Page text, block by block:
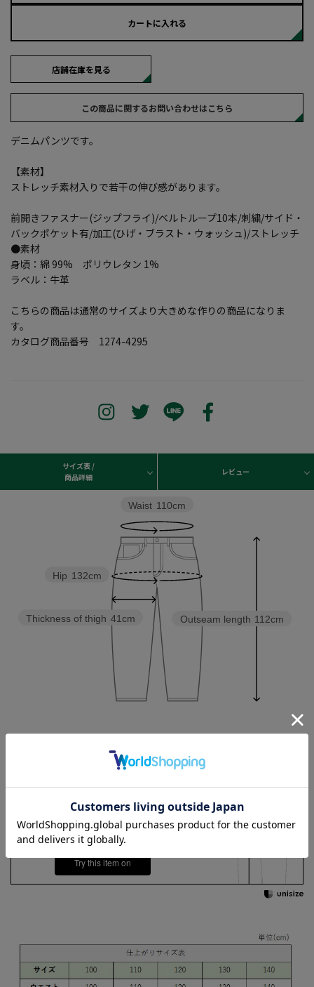
カートに入れる
店舗在庫を見る
この商品に関するお問い合わせはこちら
デニムパンツです。
【素材】
ストレッチ素材入りで若干の伸び感があります。
前開きファスナー(ジップフライ)/ベルトループ10本/刺繍/サイド・
バックポケット有/加工(ひげ・ブラスト・ウォッシュ)/ストレッチ
●素材
身頃：綿 99% ポリウレタン 1%
ラベル：牛革
こちらの商品は通常のサイズより大きめな作りの商品になりま
す。
カタログ商品番号 1274-4295
サイズ表 /
商品詳細
レビュー
Outseam length 112cm
Thickness of thigh 41cm
Hip 132cm
Waist 110cm
100 110 120
Check the recommended size
Try this item on